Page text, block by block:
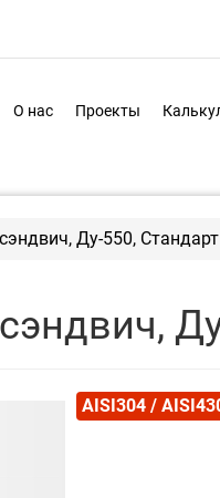
О нас Проекты
Ду-550, Стандарт
AISI304 /